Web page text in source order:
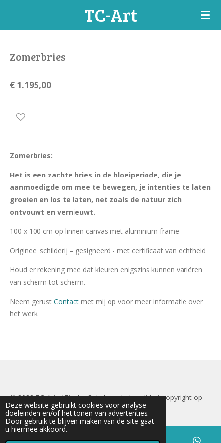
Deze website gebruikt cookies voor analyse-
doeleinden en/of het tonen van advertenties.
Door gebruik te blijven maken van de site gaat
u hiermee akkoord.
hoofdinhoud
TC-Art
Zomerbries
€ 1.195,00
Zomerbries:
Het is een zachte bries in de bloeiperiode, die je
aanmoedigde om mee te bewegen, je intenties te laten
groeien en los te laten, net zoals de natuur zich
ontvouwt en vernieuwt.
100 x 100 cm op linnen canvas met aluminium frame
Origineel schilderij – gesigneerd - met certificaat van echtheid
Houd er rekening mee dat kleuren enigszins kunnen variëren
van scherm tot scherm.
Neem gerust Contact met mij op voor meer informatie over
het werk.
© 2022 TC-Art*Tineke Cokelaere behoudt het copyright op
alle afbeeldingen